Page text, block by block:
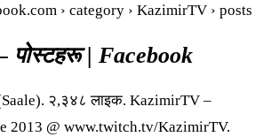
› category › KazimirTV › posts
पोस्टहरू | Facebook
२,३४८ लाइक. KazimirTV –
2013 @ www.twitch.tv/KazimirTV.